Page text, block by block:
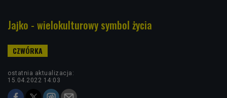
Jajko - wielokulturowy symbol życia
ostatnia aktualizacja:
15.04.2022 14:03